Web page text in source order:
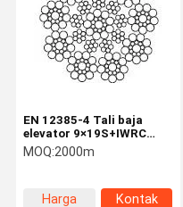
EN 12385-4 Tali baja
elevator 9×19S+IWRC
8mm diameter nominal
MOQ:2000m
Harga
Kontak